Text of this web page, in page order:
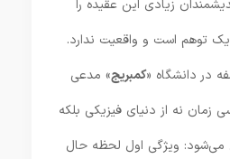
زیادی این عقیده را
توهم است و واقعیت ندارد.
در دانشگاه «کمبریج» مدعی
زمان نه از دنیای فیزیکی بلکه
می‌شود: ویژگی اول لحظه حال